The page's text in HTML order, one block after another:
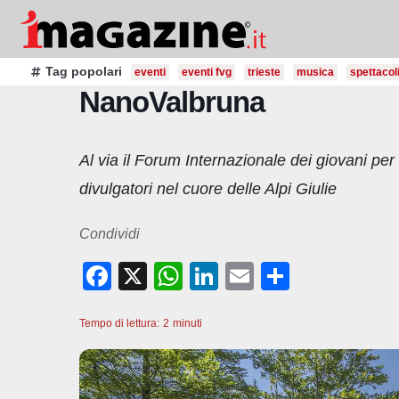
Salta
contenutoTag popolari eventi eventi fvg trieste musica spettacoli
NanoValbruna
Al via il Forum Internazionale dei giovani
divulgatori nel cuore delle Alpi Giulie
Condividi
F
c
e
b
X
W
at
s
A
Li
e
dI
E
di
vi
Tempo di lettura: 2 minuti